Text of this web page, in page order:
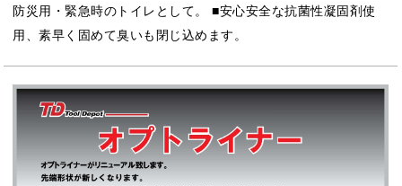
防災用・緊急時のトイレとして。 ■安心安全な抗菌性凝固剤使
用、素早く固めて臭いも閉じ込めます。